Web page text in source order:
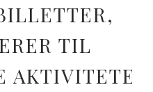
TIL
AKTIVITETER